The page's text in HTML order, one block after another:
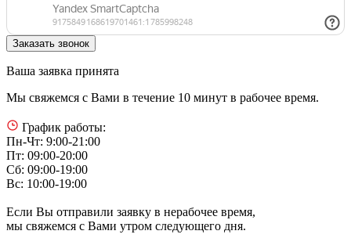
Ваша заявка принята
Мы свяжемся с Вами в течение 10 минут в рабочее время.
График работы:
Пн-Чт: 9:00-21:00
Пт: 09:00-20:00
Сб: 09:00-19:00
Вс: 10:00-19:00
Если Вы отправили заявку в нерабочее время,
мы свяжемся с Вами утром следующего дня.